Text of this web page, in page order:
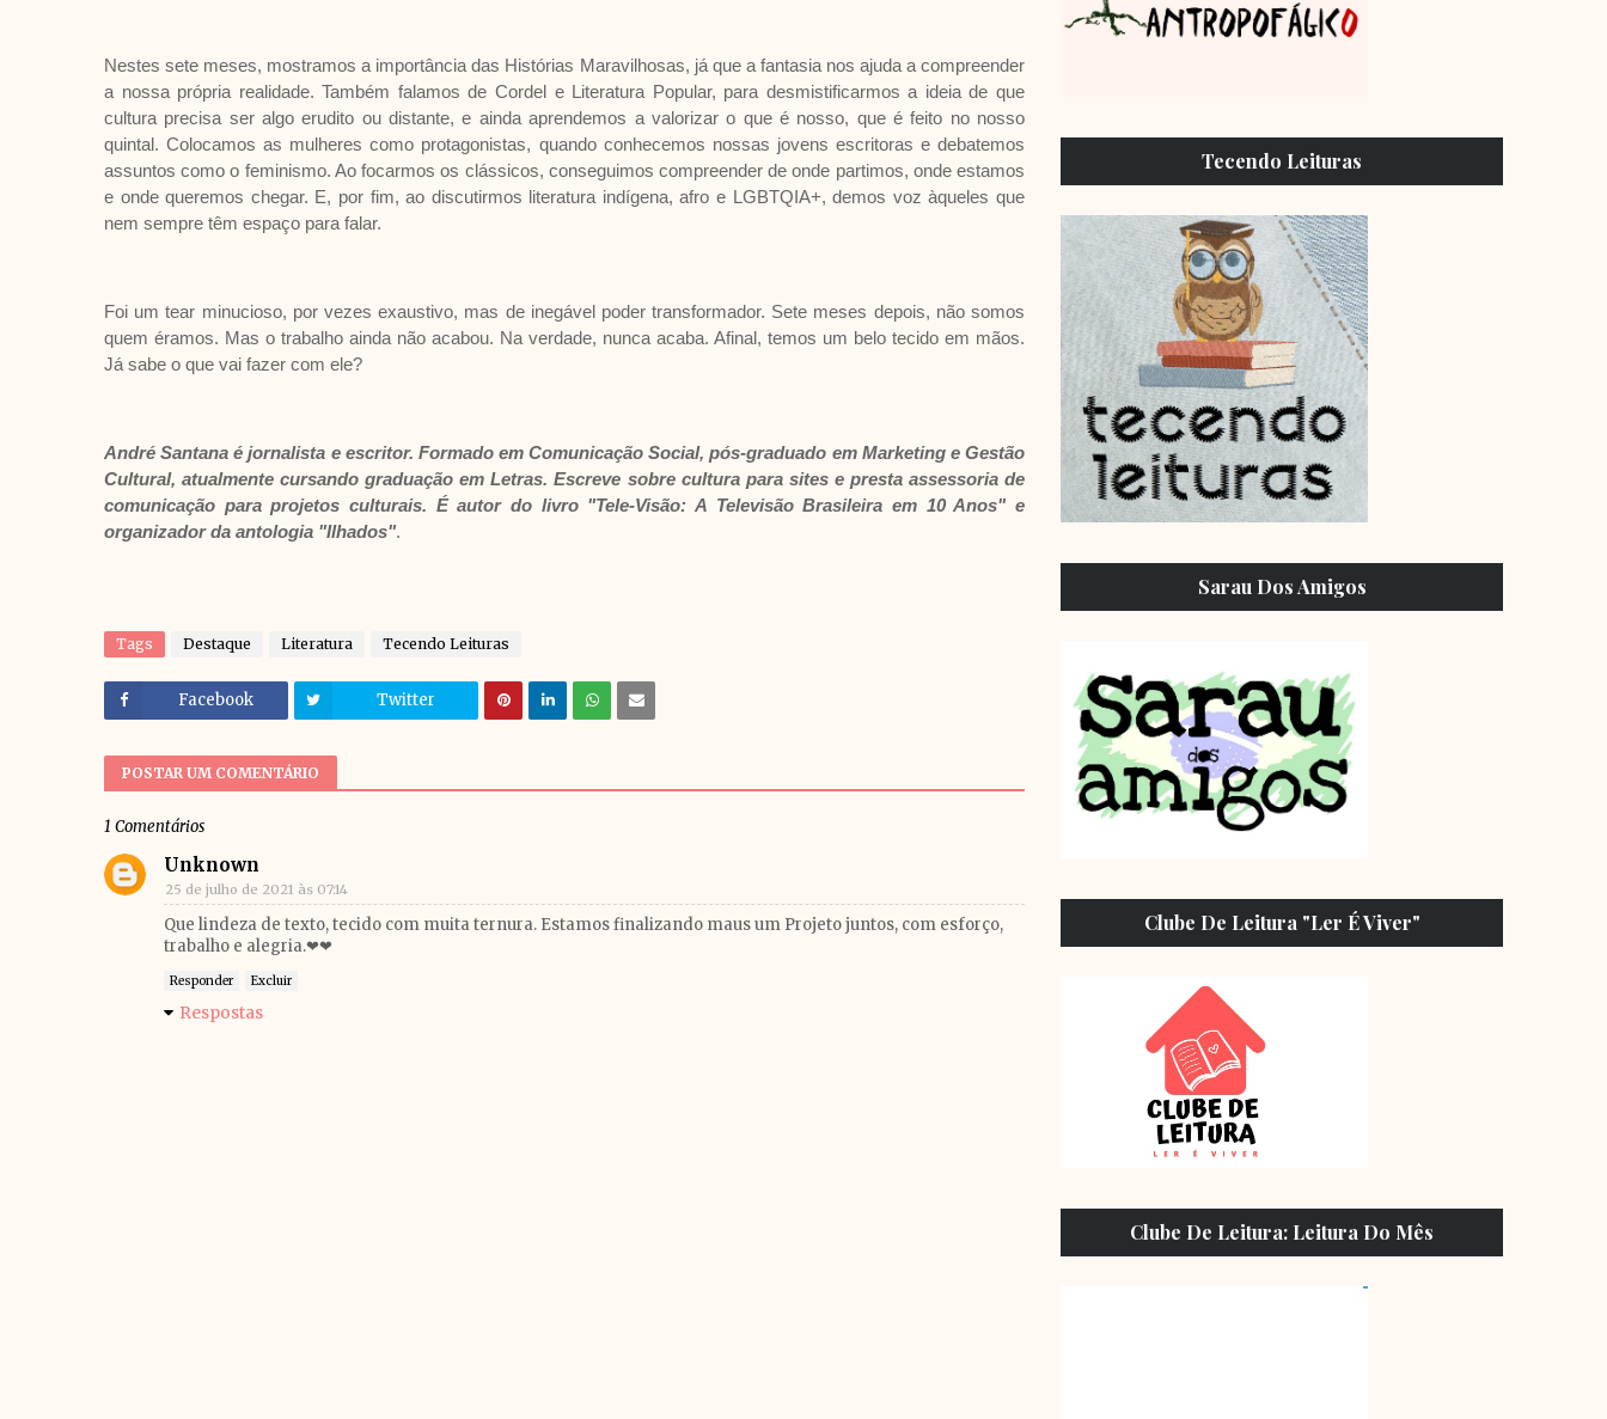
Nestes sete meses, mostramos a importância das Histórias Maravilhosas, já que a fantasia nos ajuda a compreender
a nossa própria realidade. Também falamos de Cordel e Literatura Popular, para desmistificarmos a ideia de que
cultura precisa ser algo erudito ou distante, e ainda aprendemos a valorizar o que é nosso, que é feito no nosso
quintal. Colocamos as mulheres como protagonistas, quando conhecemos nossas jovens escritoras e debatemos
assuntos como o feminismo. Ao focarmos os clássicos, conseguimos compreender de onde partimos, onde estamos
e onde queremos chegar. E, por fim, ao discutirmos literatura indígena, afro e LGBTQIA+, demos voz àqueles que
nem sempre têm espaço para falar.
Foi um tear minucioso, por vezes exaustivo, mas de inegável poder transformador. Sete meses depois, não somos
quem éramos. Mas o trabalho ainda não acabou. Na verdade, nunca acaba. Afinal, temos um belo tecido em mãos.
Já sabe o que vai fazer com ele?
André Santana é jornalista e escritor. Formado em Comunicação Social, pós-graduado em Marketing e Gestão
Cultural, atualmente cursando graduação em Letras. Escreve sobre cultura para sites e presta assessoria de
comunicação para projetos culturais. É autor do livro "Tele-Visão: A Televisão Brasileira em 10 Anos" e
organizador da antologia "Ilhados".
Tags Destaque Literatura Tecendo Leituras
Facebook Twitter
POSTAR UM COMENTÁRIO
1 Comentários
Unknown
25 de julho de 2021 às 07:14
Que lindeza de texto, tecido com muita ternura. Estamos finalizando maus um Projeto juntos, com esforço,
trabalho e alegria.❤❤
Responder Excluir
Respostas
Tecendo Leituras
Sarau Dos Amigos
Clube De Leitura "Ler É Viver"
Clube De Leitura: Leitura Do Mês